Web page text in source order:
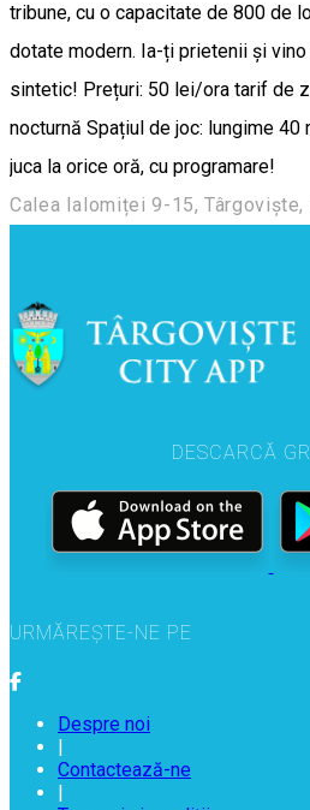
tribune, cu o capacitate de 800 de
dotate modern. Ia-ți prietenii și
sintetic! Prețuri: 50 lei/ora tarif de
nocturnă Spațiul de joc: lungime
juca la orice oră, cu programare!
Calea Ialomiței 9-15, Târgoviște,
DESCARCĂ
URMĂREȘTE-NE PE
Despre noi
|
Contactează-ne
|